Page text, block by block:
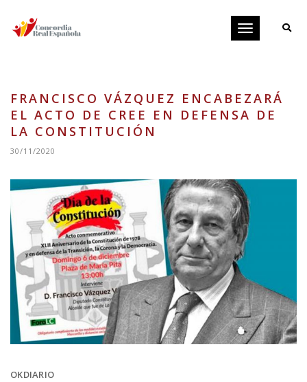
Toggle
FRANCISCO VÁZQUEZ ENCABEZARÁ
EL ACTO DE CREE EN DEFENSA DE
LA CONSTITUCIÓN
30/11/2020
OKDIARIO